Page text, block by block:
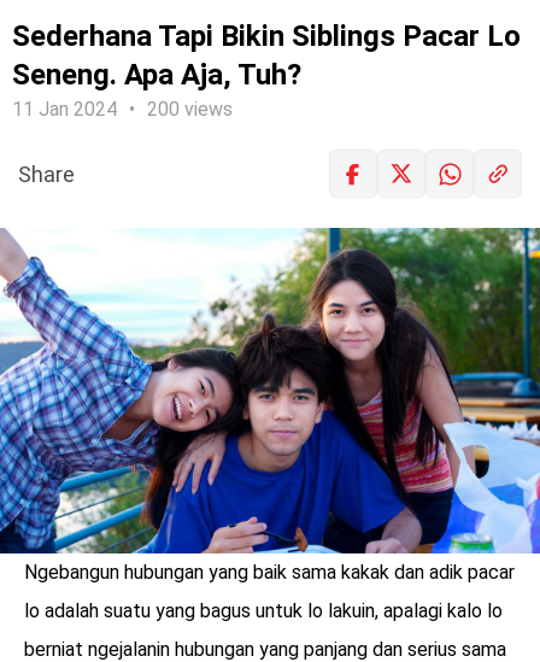
Sederhana Tapi Bikin Siblings Pacar Lo
Seneng. Apa Aja, Tuh?
11 Jan 2024 200 views
Share
Ngebangun hubungan yang baik sama kakak dan adik pacar
lo adalah suatu yang bagus untuk lo lakuin, apalagi kalo lo
berniat ngejalanin hubungan yang panjang dan serius sama